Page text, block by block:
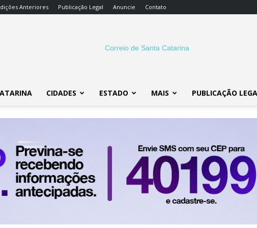
Anteriores Publicação Legal Anuncie Contato
SC
CIDADES ESTADO MAIS PUBLICAÇÃO